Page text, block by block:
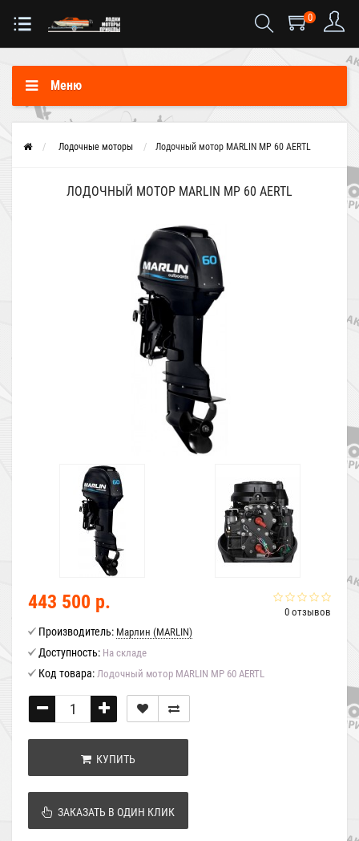
0
Меню
Лодочные моторы Лодочный мотор MARLIN MP 60 AERTL
ЛОДОЧНЫЙ МОТОР MARLIN MP 60 AERTL
0 отзывов
443 500 р.
Производитель: Марлин (MARLIN)
Доступность: На складе
Код товара: Лодочный мотор MARLIN MP 60 AERTL
КУПИТЬ
ЗАКАЗАТЬ В ОДИН КЛИК